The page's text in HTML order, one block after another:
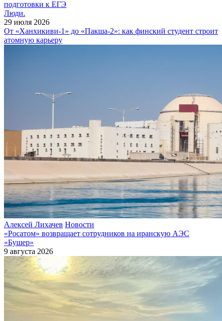
подготовки к ЕГЭ
Люди.
29 июля 2026
От «Ханхикиви-1» до «Пакша-2»: как финский студент строит
атомную карьеру
Алексей Лихачев Новости
«Росатом» возвращает сотрудников на иранскую АЭС
«Бушер»
9 августа 2026